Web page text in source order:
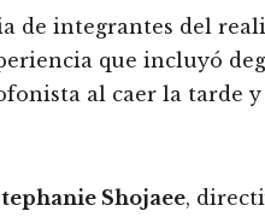
de integrantes del
que incluyó
al caer la tarde
Shojaee,